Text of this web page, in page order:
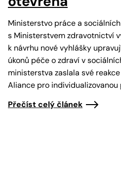
Ministerstvo práce a
s Ministerstvem zdravotnictví
k návrhu nové vyhlášky
úkonů péče o zdraví v
ministerstva zaslala své
Aliance pro individualizovanou
Přečíst celý článek